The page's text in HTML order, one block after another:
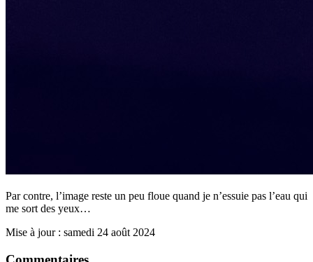
Par contre, l’image reste un peu floue quand je n’essuie pas l’eau qui
me sort des yeux…
Mise à jour : samedi 24 août 2024